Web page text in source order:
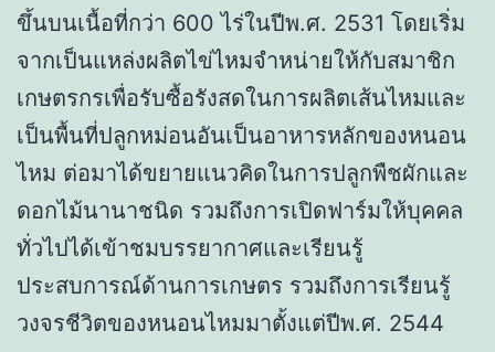
ขึ้นบนเนื้อที่กว่า 600 ไร่ในปีพ.ศ. 2531 โดยเริ่ม
จากเป็นแหล่งผลิตไข่ไหมจำหน่ายให้กับสมาชิก
เกษตรกรเพื่อรับซื้อรังสดในการผลิตเส้นไหมและ
เป็นพื้นที่ปลูกหม่อนอันเป็นอาหารหลักของหนอน
ไหม ต่อมาได้ขยายแนวคิดในการปลูกพืชผักและ
ดอกไม้นานาชนิด รวมถึงการเปิดฟาร์มให้บุคคล
ทั่วไปได้เข้าชมบรรยากาศและเรียนรู้
ประสบการณ์ด้านการเกษตร รวมถึงการเรียนรู้
วงจรชีวิตของหนอนไหมมาตั้งแต่ปีพ.ศ. 2544